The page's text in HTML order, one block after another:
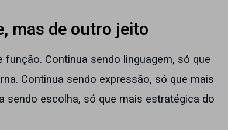
mas de outro jeito
função. Continua sendo linguagem, só que
Continua sendo expressão, só que mais
escolha, só que mais estratégica do